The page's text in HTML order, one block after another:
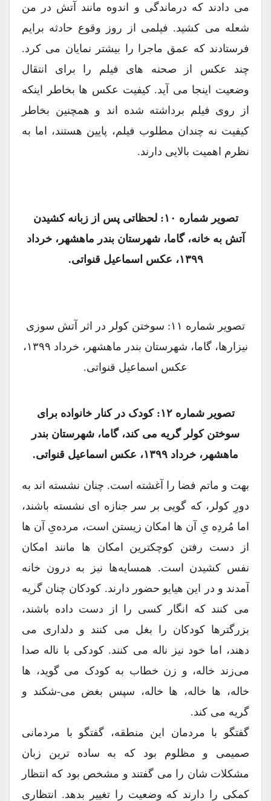
می دادند که درماندگی و اندوه مانند آتش در من
شعله می کشید. فیلمی از روز وقوع حادثه برایم
فرستادند که عمق ماجرا را بیشتر نمایان می کرد.
چند عکس از صحنه های فیلم را برای انتقال
وضعیت اینجا می آید. کیفیت عکس ها بخاطر اینکه
از روی فیلم برداشته شده اند و همچنین بخاطر
کیفیت نه چندان مطلوب فیلم، پایین هستند، اما به
نظرم اهمیت بالایی دارند.
تصویر شماره ۱۰: لحظاتی پس از زبانه کشیدن
آتش به خانه، گاما، شهرستان بندر ماهشهر، خرداد
۱۳۹۹، عکس اسماعیل قنواتی.
تصویر شماره ۱۱: سوختن کولر در اثر آتش سوزی
نیزارها، گاما، شهرستان بندر ماهشهر، خرداد ۱۳۹۹،
عکس اسماعیل قنواتی.
تصویر شماره ۱۲: کودک در کنار خانواده برای
سوختن کولر گریه می کند، گاما، شهرستان بندر
ماهشهر، خرداد ۱۳۹۹، عکس اسماعیل قنواتی.
بهت و ماتم فضا را آغشته است. چنان نشسته اند به
دورِ کولر، که گویی بر سر جنازه ای نشسته باشند،
اما مُردِه یِ آن ها امکان زیستن است، مرده‌یِ آن ها
از دست رفتن کوچکترین امکان ها مانند امکان
نفس کشیدن است. همسایه‌ها نیز به درون خانه
آمدند و در این هیایو حضور دارند. کودکان چنان گریه
می کنند که انگار کسی را از دست داده باشند،
بزرگترها کودکان را بغل می کنند و دلداری می
دهند، اما خود نیز ناله می کنند. کودکی با ناله صدا
می‌زند خاله، و زن خطاب به کودک می گوید، ها
خاله، ها خاله، ها خاله، سپس بغض می-شکند و
گریه می کند.
گفتگو با مردمان این منطقه، گفتگو با مردمانی
صمیمی و مظلوم بود که به ساده ترین زبان
مشکلات شان را می گفتند و مشخص بود که انتظار
کمکی را دارند که وضعیت را تغییر بدهد. انتظاری